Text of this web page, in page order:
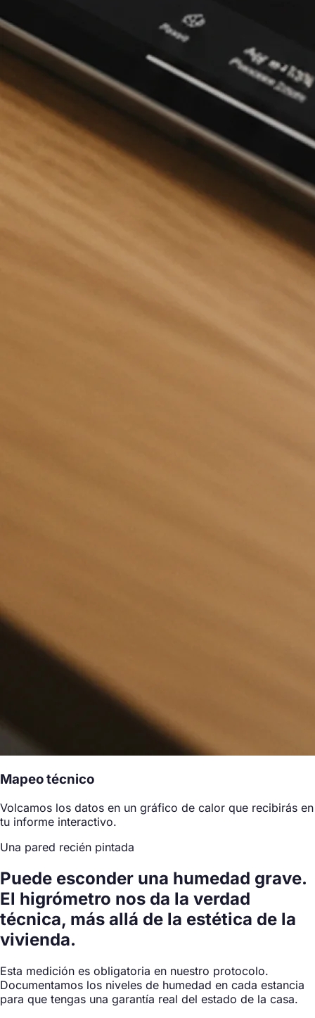
Mapeo técnico
Volcamos los datos en un gráfico de calor que recibirás en
tu informe interactivo.
Una pared recién pintada
Puede esconder una humedad grave.
El higrómetro nos da la verdad
técnica, más allá de la estética de la
vivienda.
Esta medición es obligatoria en nuestro protocolo.
Documentamos los niveles de humedad en cada estancia
para que tengas una garantía real del estado de la casa.